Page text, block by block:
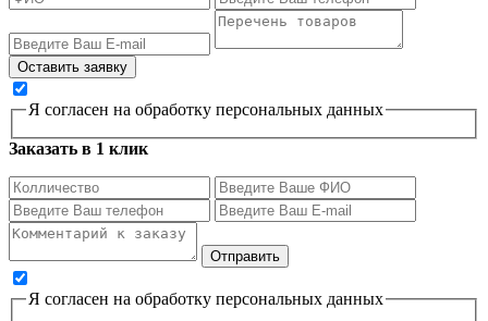
Я согласен на обработку персональных данных
Заказать в 1 клик
Я согласен на обработку персональных данных